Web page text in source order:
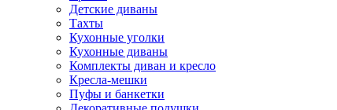
Детские диваны
Тахты
Кухонные уголки
Кухонные диваны
Комплекты диван и кресло
Кресла-мешки
Пуфы и банкетки